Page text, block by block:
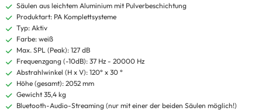
Säulen aus leichtem Aluminium mit Pulverbeschichtung
Produktart: PA Komplettsysteme
Typ: Aktiv
Farbe: weiß
Max. SPL (Peak): 127 dB
Frequenzgang (-10dB): 37 Hz - 20000 Hz
Abstrahlwinkel (H x V): 120° x 30 °
Höhe (gesamt): 2052 mm
Gewicht 35,4 kg
Bluetooth-Audio-Streaming (nur mit einer der beiden Säulen möglich!)